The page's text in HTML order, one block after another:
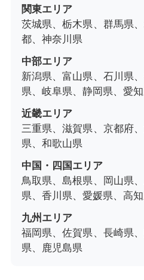
関東エリア
茨城県、栃木県、群馬県
都、神奈川県
中部エリア
新潟県、富山県、石川県
県、岐阜県、静岡県、愛
近畿エリア
三重県、滋賀県、京都府
県、和歌山県
中国・四国エリア
鳥取県、島根県、岡山県
県、香川県、愛媛県、高
九州エリア
福岡県、佐賀県、長崎県
県、鹿児島県